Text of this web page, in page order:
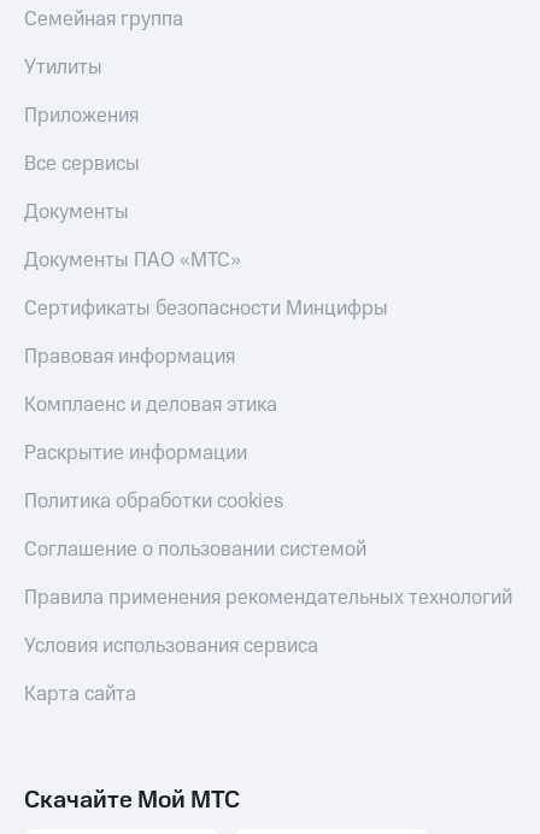
Семейная группа
Утилиты
Приложения
Все сервисы
Документы
Документы ПАО «МТС»
Сертификаты безопасности Минцифры
Правовая информация
Комплаенс и деловая этика
Раскрытие информации
Политика обработки cookies
Соглашение о пользовании системой
Правила применения рекомендательных технологий
Условия использования сервиса
Карта сайта
Скачайте Мой МТС